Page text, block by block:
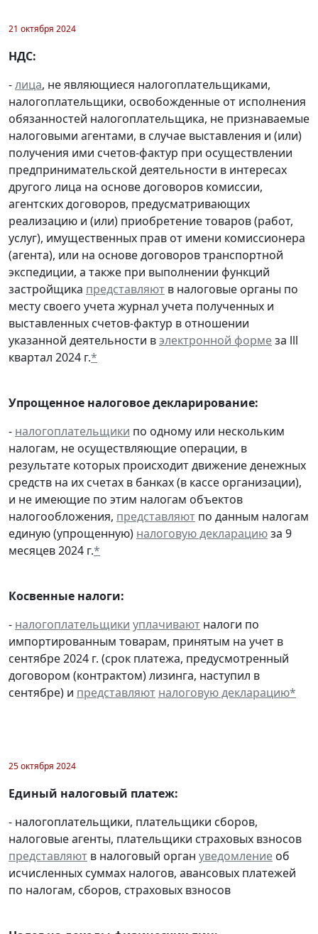
21 октября 2024
НДС:
-лица, не являющиеся налогоплательщиками,
налогоплательщики, освобожденные от исполнения
обязанностей налогоплательщика, не признаваемые
налоговыми агентами, в случае выставления и (или)
получения ими счетов-фактур при осуществлении
предпринимательской деятельности в интересах
другого лица на основе договоров комиссии,
агентских договоров, предусматривающих
реализацию и (или) приобретение товаров (работ,
услуг), имущественных прав от имени комиссионера
(агента), или на основе договоров транспортной
экспедиции, а также при выполнении функций
застройщика представляют в налоговые органы по
месту своего учета журнал учета полученных и
выставленных счетов-фактур в отношении
указанной деятельности вэлектронной формеза lll
квартал 2024 г.*
Упрощенное налоговое декларирование:
- налогоплательщики по одному или нескольким
налогам, не осуществляющие операции, в
результате которых происходит движение денежных
средств на их счетах в банках (в кассе организации),
и не имеющие по этим налогам объектов
налогообложения, представляют по данным налогам
единую (упрощенную) налоговую декларациюза 9
месяцев 2024 г.*
Косвенные налоги:
- налогоплательщики уплачивают налоги по
импортированным товарам, принятым на учет в
сентябре 2024 г. (срок платежа, предусмотренный
договором (контрактом) лизинга, наступил в
сентябре) и представляют налоговую декларацию*
25 октября 2024
Единый налоговый платеж:
- налогоплательщики, плательщики сборов,
налоговые агенты, плательщики страховых взносов
представляют в налоговый орган уведомление об
исчисленных суммах налогов, авансовых платежей
по налогам, сборов, страховых взносов